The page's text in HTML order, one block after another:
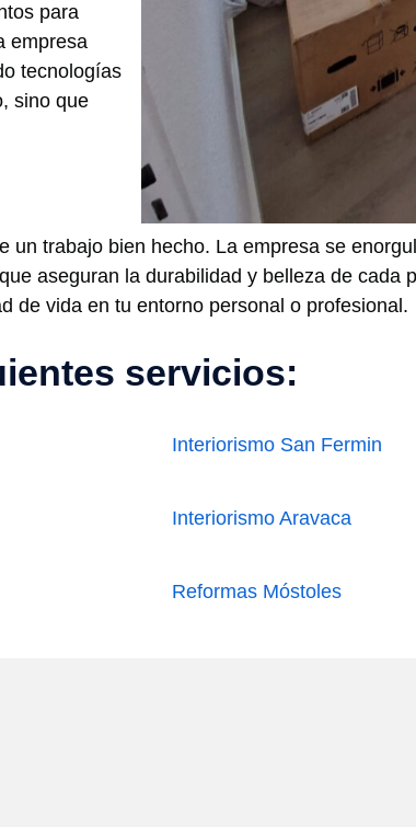
para
empresa
tecnologías
sino que
trabajo bien hecho. La empresa se
aseguran la durabilidad y belleza de cada
de vida en tu entorno personal o profesional.
servicios:
Interiorismo San Fermin
Interiorismo Aravaca
Reformas Móstoles